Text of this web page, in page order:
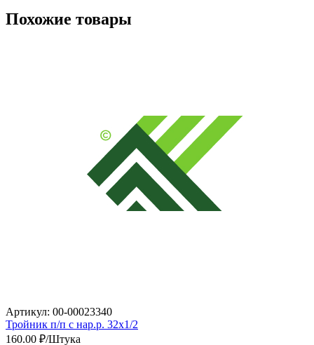
Похожие товары
Артикул: 00-00023340
Тройник п/п с нар.р. 32х1/2
160.00 ₽/Штука